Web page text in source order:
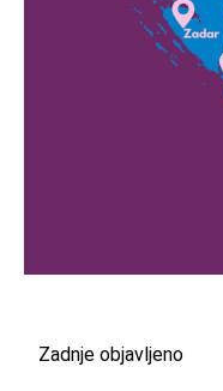
Zadnje objavljeno